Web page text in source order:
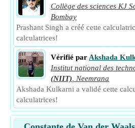
Collège des sciences KJ
Bombay
Prashant Singh a créé cette
calculatrices!
Vérifié par Akshada
Institut national des
(NIIT)
Neemrana
Akshada Kulkarni a validé cette
calculatrices!